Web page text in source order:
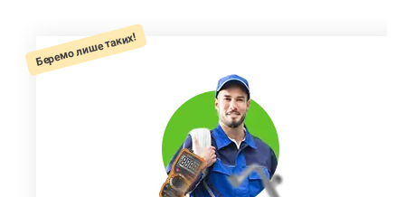
Беремо лише таких!